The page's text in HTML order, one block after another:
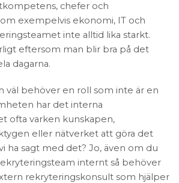
chefer och
exempelvis ekonomi, IT och
inte alltid lika starkt.
eftersom man blir bra på det
dagarna.
väl behöver en roll som inte är en
har det interna
ofta varken kunskapen,
eller nätverket att göra det
ha sagt med det? Jo, även om du
internt så behöver
rekryteringskonsult som hjälper